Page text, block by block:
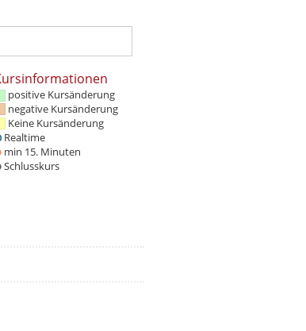
positive Kursänderung
negative Kursänderung
Keine Kursänderung
Realtime
min 15. Minuten
Schlusskurs